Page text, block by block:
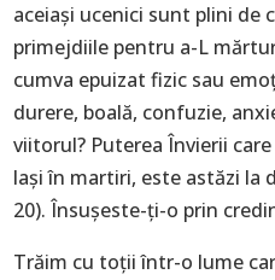
aceiași ucenici sunt plini
primejdiile pentru a-L
cumva epuizat fizic sau
durere, boală, confuzie,
viitorul? Puterea Învierii
lași în martiri, este astăzi la
20). Însușeste-ți-o prin
Trăim cu toții într-o lume